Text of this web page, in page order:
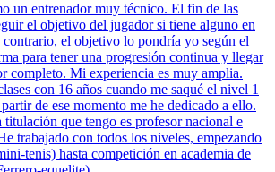
un entrenador muy técnico. El fin de las
el objetivo del jugador si tiene alguno en
contrario, el objetivo lo pondría yo según el
para tener una progresión continua y llegar
completo. Mi experiencia es muy amplia.
con 16 años cuando me saqué el nivel 1
de ese momento me he dedicado a ello.
titulación que tengo es profesor nacional e
trabajado con todos los niveles, empezando
tenis) hasta competición en academia de